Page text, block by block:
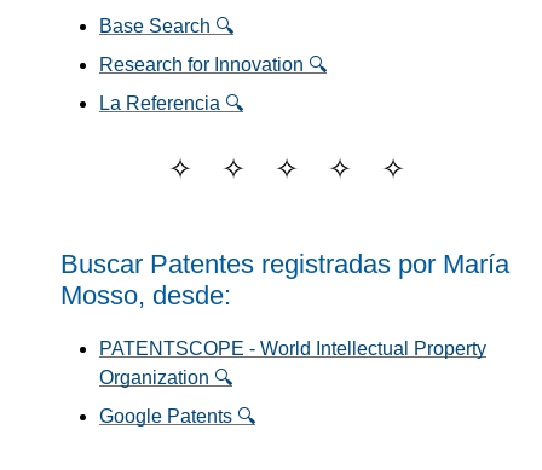
Base Search 🔍
Research for Innovation 🔍
La Referencia 🔍
Buscar Patentes registradas por María
Mosso, desde:
PATENTSCOPE - World Intellectual Property
Organization 🔍
Google Patents 🔍